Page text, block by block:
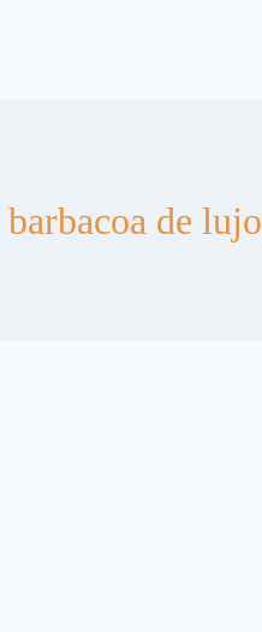
barbacoa de lujo